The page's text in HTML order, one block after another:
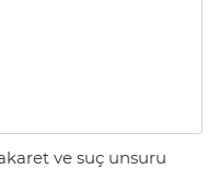
ve suç unsuru